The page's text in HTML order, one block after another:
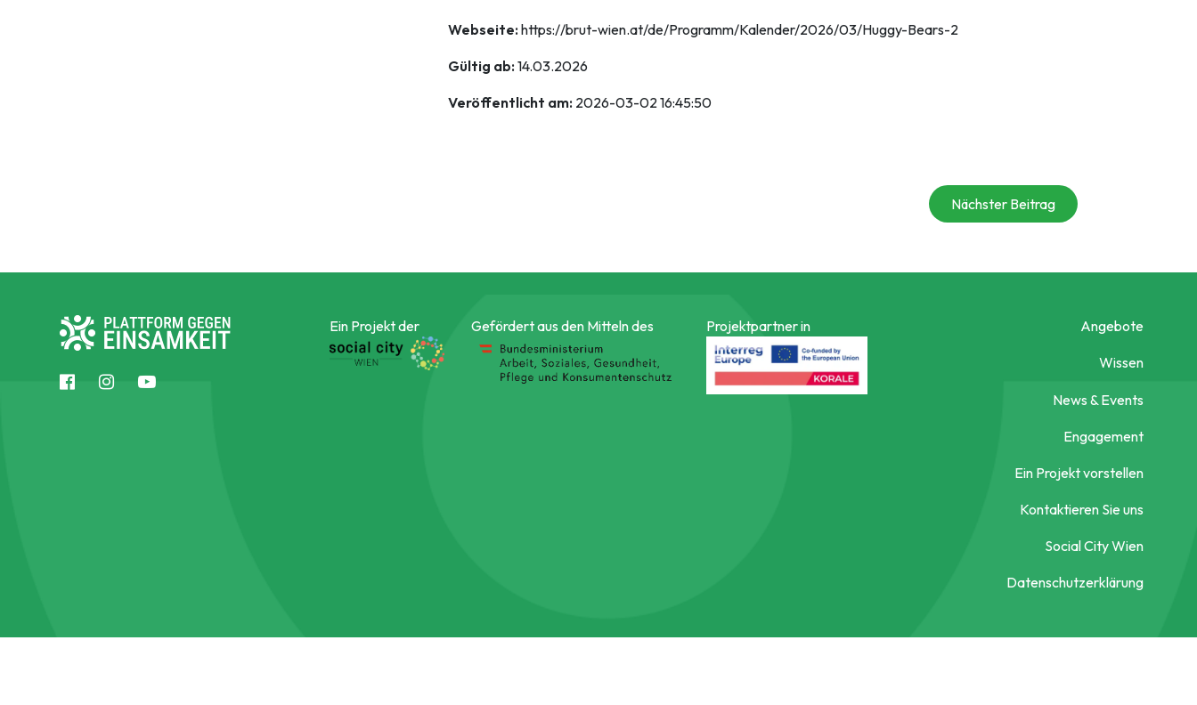
Webseite:https://brut-wien.at/de/Programm/Kalender/2026/03/Huggy-Bears-2
Gültig ab:14.03.2026
Veröffentlicht am: 2026-03-02 16:45:50
Nächster Beitrag
Ein Projekt der Gefördert aus den Mitteln des Projektpartner in Angebote
Wissen
News & Events
Engagement
Ein Projekt vorstellen
Kontaktieren Sie uns
Social City Wien
Datenschutzerklärung